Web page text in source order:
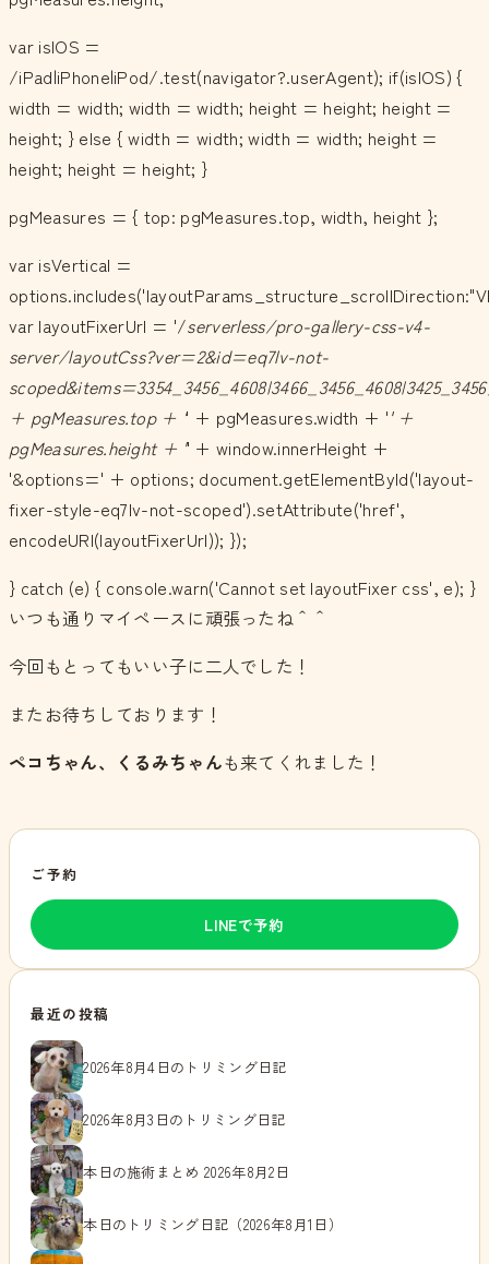
var isIOS =
/iPad|iPhone|iPod/.test(navigator?.userAgent); if(isIOS) {
width = width; width = width; height = height; height =
height; } else { width = width; width = width; height =
height; height = height; }
pgMeasures = { top: pgMeasures.top, width, height };
var isVertical =
var layoutFixerUrl = '/serverless/pro-gallery-css-v4-
server/layoutCss?ver=2&id=eq7lv-not-
+ pgMeasures.top + '' + pgMeasures.width + '' +
pgMeasures.height + '' + window.innerHeight +
'&options=' + options; document.getElementById('layout-
fixer-style-eq7lv-not-scoped').setAttribute('href',
encodeURI(layoutFixerUrl)); });
} catch (e) { console.warn('Cannot set layoutFixer css', e); }
いつも通りマイペースに頑張ったね＾＾
今回もとってもいい子に二人でした！
またお待ちしております！
ペコちゃん、くるみちゃんも来てくれました！
ご予約
LINEで予約
最近の投稿
2026年8月4日のトリミング日記
2026年8月3日のトリミング日記
本日の施術まとめ 2026年8月2日
本日のトリミング日記（2026年8月1日）